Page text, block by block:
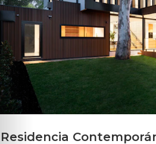
Residencia